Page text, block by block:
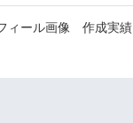
ィール画像 作成実績